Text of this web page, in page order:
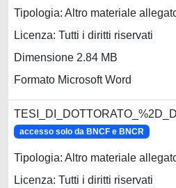
Tipologia: Altro materiale
Licenza: Tutti i diritti riservati
Dimensione 2.84 MB
Formato Microsoft Word
accesso solo da BNCF e BNCR
Tipologia: Altro materiale
Licenza: Tutti i diritti riservati